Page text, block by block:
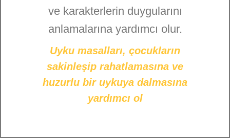
ve karakterlerin duygularını
anlamalarına yardımcı olur.
Uyku masalları, çocukların
sakinleşip rahatlamasına ve
huzurlu bir uykuya dalmasına
yardımcı ol